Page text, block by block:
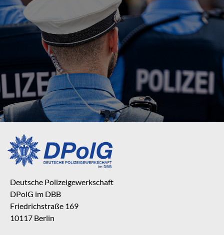
Deutsche Polizeigewerkschaft
DPolG im DBB
Friedrichstraße 169
10117 Berlin